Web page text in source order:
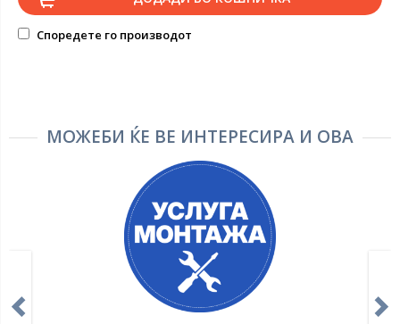
Споредете го производот
МОЖЕБИ ЌЕ ВЕ ИНТЕРЕСИРА И ОВА